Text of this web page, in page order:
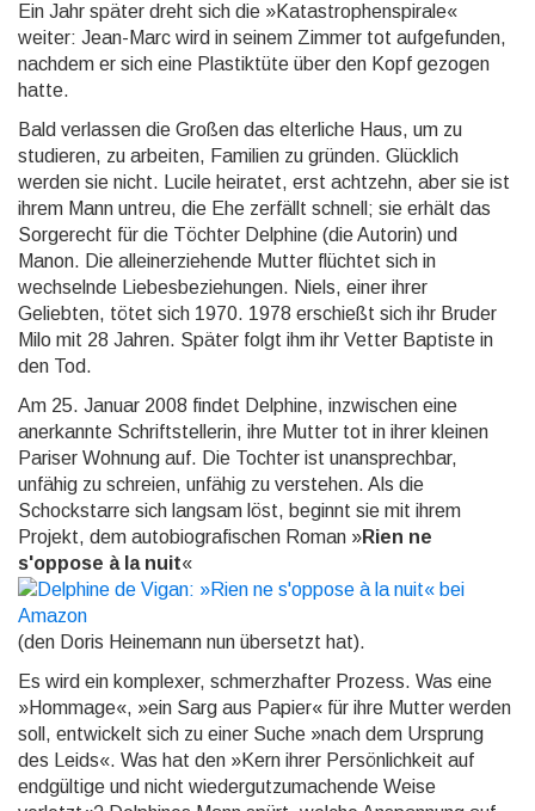
Ein Jahr später dreht sich die »Katastrophenspirale«
weiter: Jean-Marc wird in seinem Zimmer tot aufge­funden,
nachdem er sich eine Plastiktüte über den Kopf gezogen
hatte.
Bald verlassen die Großen das elterliche Haus, um zu
studieren, zu arbeiten, Familien zu gründen. Glück­lich
werden sie nicht. Lucile heiratet, erst achtzehn, aber sie ist
ihrem Mann untreu, die Ehe zerfällt schnell; sie erhält das
Sorgerecht für die Töchter Delphine (die Autorin) und
Manon. Die alleinerziehende Mutter flüchtet sich in
wechselnde Liebesbeziehungen. Niels, einer ihrer
Geliebten, tötet sich 1970. 1978 erschießt sich ihr Bruder
Milo mit 28 Jahren. Später folgt ihm ihr Vetter Baptiste in
den Tod.
Am 25. Januar 2008 findet Delphine, inzwischen eine
anerkannte Schriftstellerin, ihre Mutter tot in ihrer klei­nen
Pariser Wohnung auf. Die Tochter ist unansprechbar,
unfähig zu schreien, unfähig zu verstehen. Als die
Schockstarre sich langsam löst, beginnt sie mit ihrem
Projekt, dem autobiografischen Roman »Rien ne
s'oppose à la nuit«
(den Doris Heinemann nun übersetzt hat).
Es wird ein komplexer, schmerzhafter Prozess. Was eine
»Hommage«, »ein Sarg aus Papier« für ihre Mut­ter werden
soll, entwickelt sich zu einer Suche »nach dem Ursprung
des Leids«. Was hat den »Kern ihrer Persönlichkeit auf
endgültige und nicht wiedergutzumachende Weise